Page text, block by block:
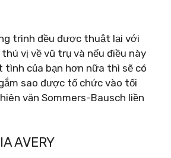
trình đều được thuật lại với
vị về vũ trụ và nếu điều này
tình của bạn hơn nữa thì sẽ có
sao được tổ chức vào tối
văn Sommers-Bausch liền
AVERY